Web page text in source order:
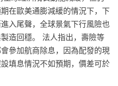
在歐美通膨減緩的情況下，下
入尾聲，全球景氣下行風險也
造回穩。 法人指出，壽險等
參加航商除息，因為配發的現
填息情況不如預期，價差可於